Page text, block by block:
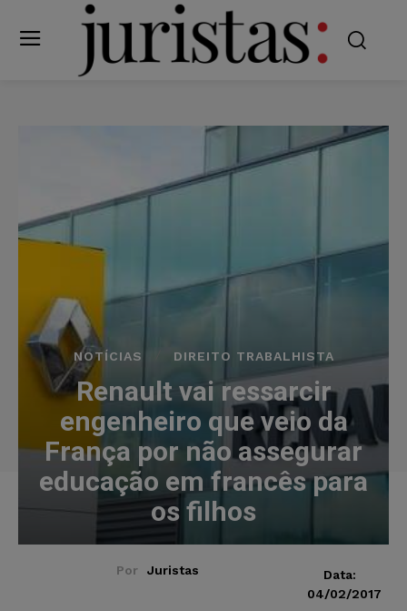
NOTÍCIAS DIREITO TRABALHISTA
Renault vai ressarcir
engenheiro que veio da
França por não assegurar
educação em francês para
os filhos
Por Juristas
Data:
04/02/2017